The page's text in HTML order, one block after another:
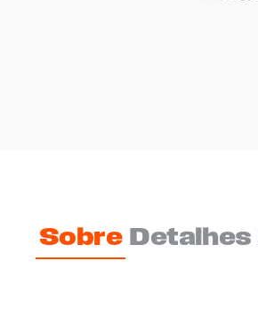
Sobre Detalhes